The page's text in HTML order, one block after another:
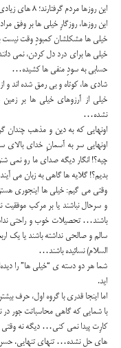
این روزها مردم گرفتارند؛ 8 های زیادی هنوز در گرو 9 مانده که مانده…
این روزها، روزگارِ خیلی ها بر وفق
خیلی ها مشکلشان کمبودِ وقت
خیلی ها برای درد دل کردن، نمی
حسابی به سودِ منفی ها کشیده…
شادی ها، کوتاه و بی رمق شده اند
خیلی از آرزوهای خیلی ها بر
نشده…
اونهایی که به دین و مذهب چندان
اونهایی سر به آسمانِ خدای بالای
چیه؟! انگار دیگه صدای ما رو نمی
بدیم؟! گلایه ‌ها گاهی به زبان می
وقتی می گیم: خیلی ها اینجوری
و سرحال نباشند یا بر مرکب موفقیت
باشند… تحصیلات خوب و راحتی
سالم و صالحی نداشته باشند یا یک
السلام) نسائیده باشند…
شما هر دو دسته ی “خیلی ها” را
اید.
اما اینجا قدری با گروه اول، حرف
با شمایی که گاهی محاسباتت جور در
کارِت پیدا نمی کنی… دیگه نه وقتی
های حل نشده… تنهای تنهایی.